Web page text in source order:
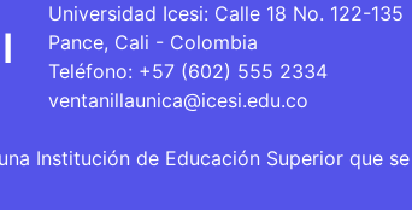
Universidad Icesi: Calle 18 No. 122-135
Pance, Cali - Colombia
Teléfono: +57 (602) 555 2334
ventanillaunica@icesi.edu.co
Institución de Educación Superior que